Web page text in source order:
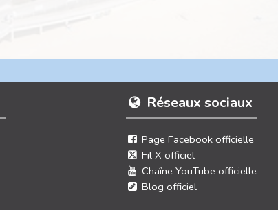
Réseaux sociaux
Page Facebook officielle
Fil X officiel
Chaîne YouTube officielle
Blog officiel